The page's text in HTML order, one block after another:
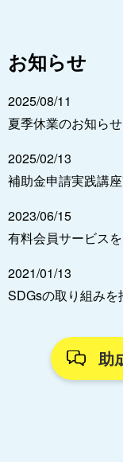
お知らせ
2025/08/11
夏季休業のお知らせ
2025/02/13
補助金申請実践講
2023/06/15
有料会員サービス
2021/01/13
SDGsの取り組みを
助